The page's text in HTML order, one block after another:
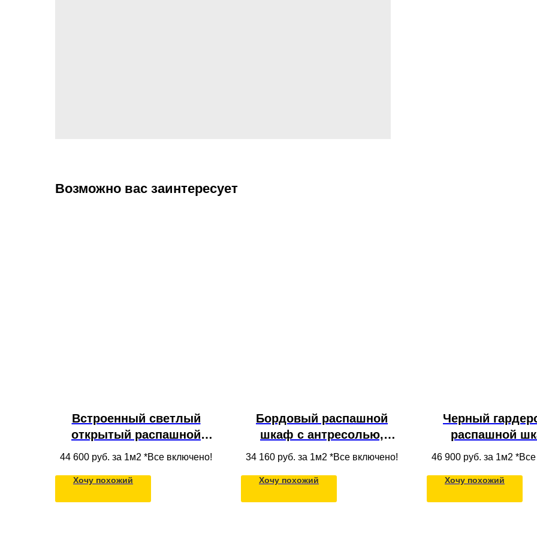
Возможно вас заинтересует
Встроенный светлый
открытый распашной
шкаф с полками в потолок
44 600 руб. за 1м2 *Все включено!
Хочу похожий
Бордовый распашной
шкаф с антресолью,
ящиками и открытыми
прихожей. Двери
выполнены из
34 160 руб. за 1м2 *Все включено!
Хочу похожий
Черный
распашной
прихожую с
одежды в
потолок во
46 900 руб. за 1м2
Хочу похожий